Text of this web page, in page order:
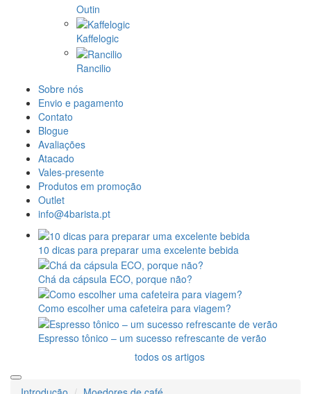
Outin
Kaffelogic
Rancilio
Sobre nós
Envio e pagamento
Contato
Blogue
Avaliações
Atacado
Vales-presente
Produtos em promoção
Outlet
info@4barista.pt
10 dicas para preparar uma excelente bebida
Chá da cápsula ECO, porque não?
Como escolher uma cafeteira para viagem?
Espresso tônico – um sucesso refrescante de verão
todos os artigos